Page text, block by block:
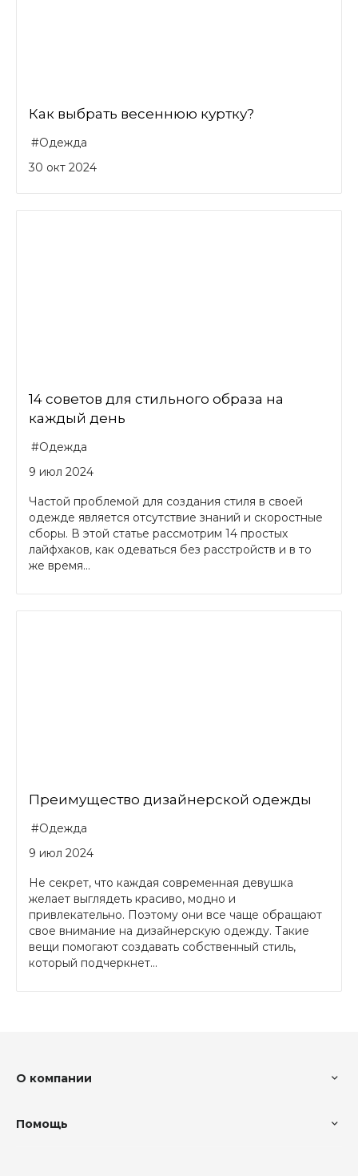
Как выбрать весеннюю куртку?
#Одежда
30 окт 2024
14 советов для стильного образа на
каждый день
#Одежда
9 июл 2024
Частой проблемой для создания стиля в своей
одежде является отсутствие знаний и скоростные
сборы. В этой статье рассмотрим 14 простых
лайфхаков, как одеваться без расстройств и в то
же время...
Преимущество дизайнерской одежды
#Одежда
9 июл 2024
Не секрет, что каждая современная девушка
желает выглядеть красиво, модно и
привлекательно. Поэтому они все чаще обращают
свое внимание на дизайнерскую одежду. Такие
вещи помогают создавать собственный стиль,
который подчеркнет...
О компании
Помощь